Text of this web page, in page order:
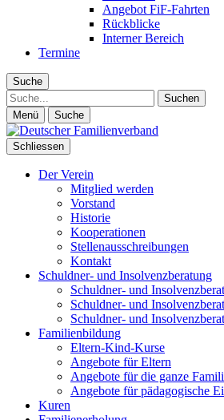
Angebot FiF-Fahrten
Rückblicke
Interner Bereich
Termine
Suche
Suche
Menü Suche
Schliessen
Der Verein
Mitglied werden
Vorstand
Historie
Kooperationen
Stellenausschreibungen
Kontakt
Schuldner- und Insolvenzberatung
Schuldner- und
Schuldner- und
Schuldner- und
Familienbildung
Eltern-Kind-Kurse
Angebote für Eltern
Angebote für die ganze
Angebote für pädagogische
Kuren